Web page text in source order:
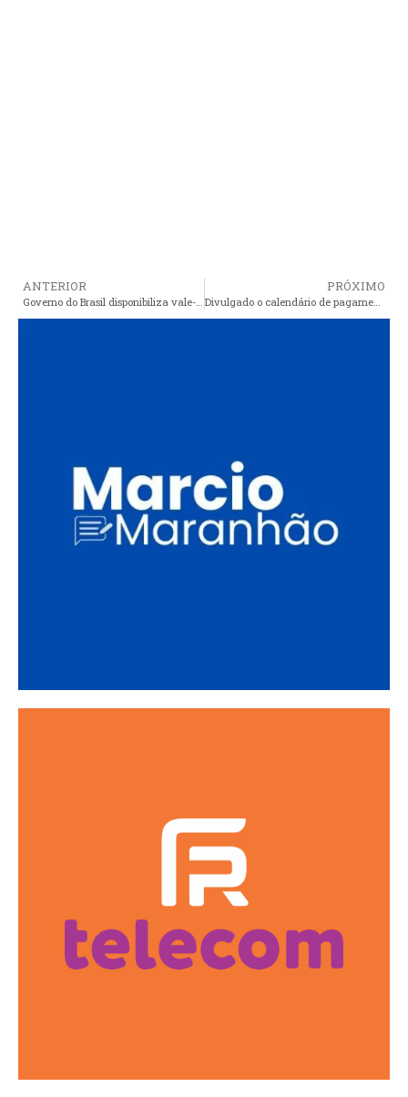
ANTERIOR PRÓXIMO
Divulgado o calendário de pagamentos do Pé-de-Meia de 2026 adaptado aos cronogramas das redes de ensino